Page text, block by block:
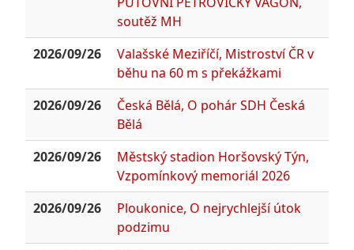
soutěž MH
2026/09/26
Valašské Meziříčí, Mistroství ČR v
běhu na 60 m s překážkami
2026/09/26
Česká Bělá, O pohár SDH Česká
Bělá
2026/09/26
Městský stadion Horšovský Týn,
Vzpomínkový memoriál 2026
2026/09/26
Ploukonice, O nejrychlejší útok
podzimu